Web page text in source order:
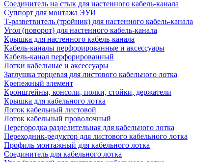
Соединитель на стык для настенного кабель-канала
Суппорт для монтажа ЭУИ
Т-разветвитель (тройник) для настенного кабель-канала
Угол (поворот) для настенного кабель-канала
Крышка для настенного кабель-канала
Кабель-каналы перфорированные и аксессуары
Кабель-канал перфорированный
Лотки кабельные и аксессуары
Заглушка торцевая для листового кабельного лотка
Крепежный элемент
Кронштейны, консоли, полки, стойки, держатели
Крышка для кабельного лотка
Лоток кабельный листовой
Лоток кабельный проволочный
Перегородка разделительная для кабельного лотка
Переходник-редуктор для листового кабельного лотка
Профиль монтажный для кабельного лотка
Соединитель для кабельного лотка